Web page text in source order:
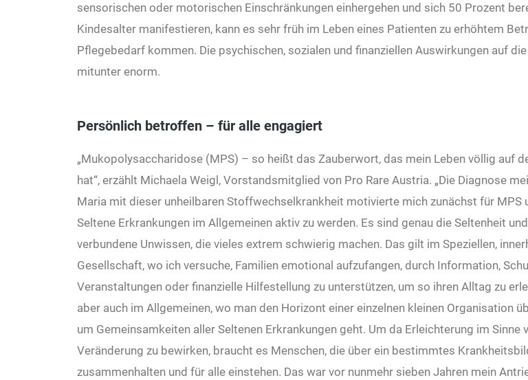
sensorischen oder motorischen Einschränkungen einhergehen und sich 50 Prozent
Kindesalter manifestieren, kann es sehr früh im Leben eines Patienten zu erhöhtem
Pflegebedarf kommen. Die psychischen, sozialen und finanziellen Auswirkungen auf
mitunter enorm.
Persönlich betroffen – für alle engagiert
„Mukopolysaccharidose (MPS) – so heißt das Zauberwort, das mein Leben völlig auf
hat“, erzählt Michaela Weigl, Vorstandsmitglied von Pro Rare Austria. „Die Diagnose
Maria mit dieser unheilbaren Stoffwechselkrankheit motivierte mich zunächst für MPS
Seltene Erkrankungen im Allgemeinen aktiv zu werden. Es sind genau die Seltenheit
verbundene Unwissen, die vieles extrem schwierig machen. Das gilt im Speziellen,
Gesellschaft, wo ich versuche, Familien emotional aufzufangen, durch Information,
Veranstaltungen oder finanzielle Hilfestellung zu unterstützen, um so ihren Alltag zu
aber auch im Allgemeinen, wo man den Horizont einer einzelnen kleinen Organisation
um Gemeinsamkeiten aller Seltenen Erkrankungen geht. Um da Erleichterung im Sinne
Veränderung zu bewirken, braucht es Menschen, die über ein bestimmtes
zusammenhalten und für alle einstehen. Das war vor nunmehr sieben Jahren mein